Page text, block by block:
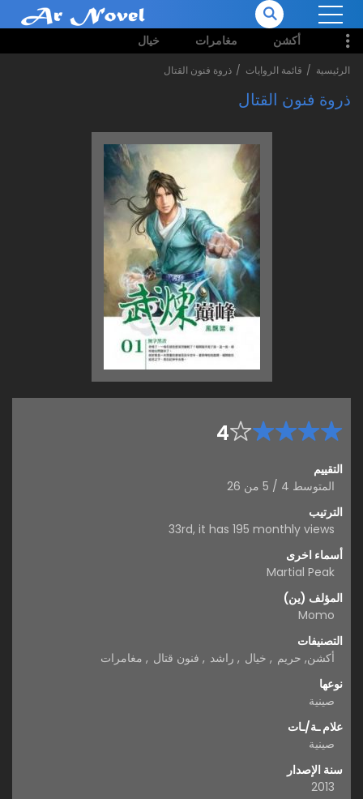
أكشن مغامرات خيال
الرئيسية قائمة الروايات ذروة فنون القتال
ذروة فنون القتال
4
التقييم
المتوسط 4
/
5 من 26
الترتيب
33rd, it has 195 monthly views
أسماء اخرى
Martial Peak
المؤلف (ين)
Momo
التصنيفات
أكشن, حريم , خيال , راشد , فنون قتال , مغامرات
نوعها
صينية
علام ـة/ـات
صينية
سنة الإصدار
2013